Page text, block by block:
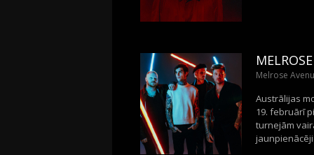
Melrose
Austrālijas
19. februārī
turnejām